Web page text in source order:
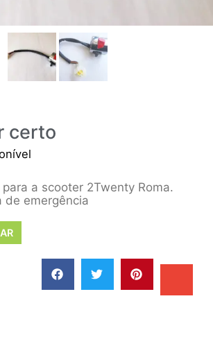
certo
a scooter 2Twenty Roma.
de emergência